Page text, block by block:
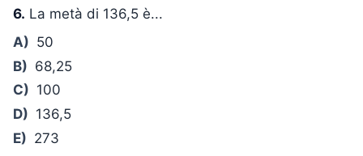
6. La metà di 136,5 è...
A) 50
B) 68,25
C) 100
D) 136,5
E) 273